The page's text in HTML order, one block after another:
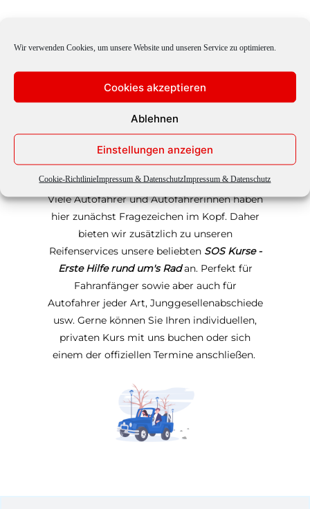
Wir verwenden Cookies, um unsere Website und unseren Service zu optimieren.
Cookies akzeptieren
Ablehnen
Einstellungen anzeigen
Cookie-RichtlinieImpressum & DatenschutzImpressum & Datenschutz
- Termine folgen in Kürze -
Was mache ich, wenn ich mal einen Platten
habe? Wie wechsle ich schnell und
unkompliziert meinen Reifen? Wie verhalte
ich mich bei einem Unfall oder wenn mein
Wagen liegen bleibt? Wo und wie wechsle
Viele Autofahrer und Autofahrerinnen haben
hier zunächst Fragezeichen im Kopf. Daher
bieten wir zusätzlich zu unseren
Reifenservices unsere beliebten SOS Kurse -
Erste Hilfe rund um's Radan. Perfekt für
Fahranfänger sowie aber auch für
Autofahrer jeder Art, Junggesellenabschiede
usw. Gerne können Sie Ihren individuellen,
privaten Kurs mit uns buchen oder sich
einem der offiziellen Termine anschließen.